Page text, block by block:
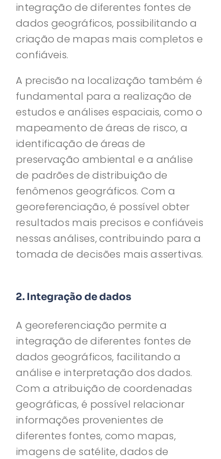
integração de diferentes fontes de
dados geográficos, possibilitando a
criação de mapas mais completos e
confiáveis.
A precisão na localização também é
fundamental para a realização de
estudos e análises espaciais, como o
mapeamento de áreas de risco, a
identificação de áreas de
preservação ambiental e a análise
de padrões de distribuição de
fenômenos geográficos. Com a
georeferenciação, é possível obter
resultados mais precisos e confiáveis
nessas análises, contribuindo para a
tomada de decisões mais assertivas.
2. Integração de dados
A georeferenciação permite a
integração de diferentes fontes de
dados geográficos, facilitando a
análise e interpretação dos dados.
Com a atribuição de coordenadas
geográficas, é possível relacionar
informações provenientes de
diferentes fontes, como mapas,
imagens de satélite, dados de